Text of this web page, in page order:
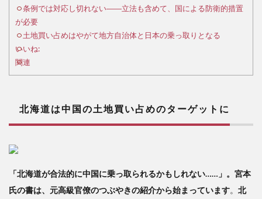
土地
買い
占め
ーゲ
ット
条
例で
ない
――
条例では対応し切れない――立法も含めて、国による防衛的措置
が必要
土地買い占めはやがて地方自治体と日本の乗っ取りとなる
いいね:
関連
北海道は中国の土地買い占めのターゲットに
「北海道が合法的に中国に乗っ取られるかもしれない……」。宮本
氏の書は、元高級官僚のつぶやきの紹介から始まっています。 北